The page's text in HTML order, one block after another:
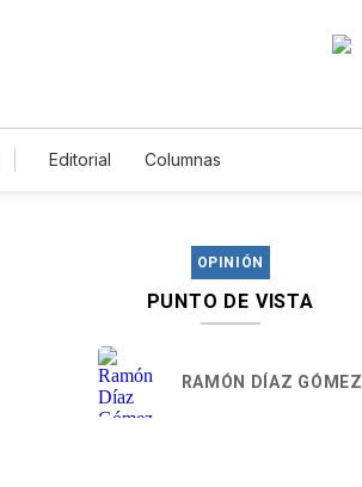
Editorial Columnas
OPINIÓN
PUNTO DE VISTA
RAMÓN DÍAZ GÓMEZ